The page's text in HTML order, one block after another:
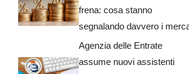
frena: cosa stanno
segnalando davvero i
Agenzia delle Entrate
assume nuovi assistenti